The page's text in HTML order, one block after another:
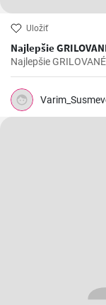
Uložiť
Najlepšie
Najlepšie